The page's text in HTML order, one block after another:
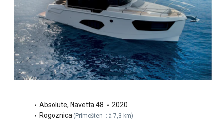
Absolute, Navetta 48
2020
Rogoznica ( Primošten : à 7,3 km)